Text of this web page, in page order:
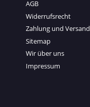
AGB
Widerrufsrecht
Zahlung und Versand
Sitemap
Wir über uns
Impressum